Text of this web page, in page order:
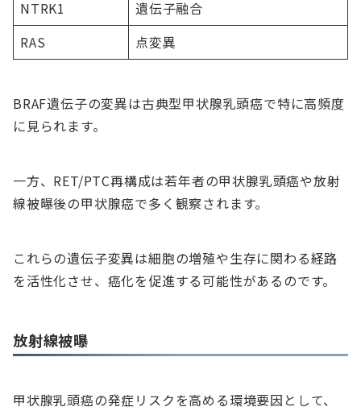
NTRK1
遺伝子融合
RAS
点変異
BRAF遺伝子の変異は古典型甲状腺乳頭癌で特に高頻度
に見られます。
一方、RET/PTC再構成は若年者の甲状腺乳頭癌や放射
線被曝後の甲状腺癌で多く観察されます。
これらの遺伝子変異は細胞の増殖や生存に関わる経路
を活性化させ、癌化を促進する可能性があるのです。
放射線被曝
甲状腺乳頭癌の発症リスクを高める環境要因として、